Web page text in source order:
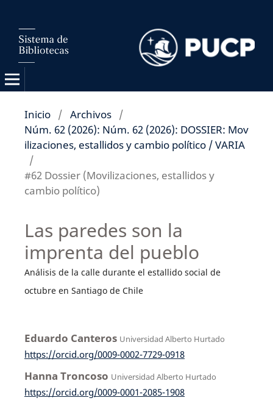
Inicio / Archivos /
Núm. 62 (2026): Núm. 62 (2026): DOSSIER: Mov
ilizaciones, estallidos y cambio político / VARIA
/
#62 Dossier (Movilizaciones, estallidos y
cambio político)
Las paredes son la
imprenta del pueblo
Análisis de la calle durante el estallido social de
octubre en Santiago de Chile
Eduardo Canteros Universidad Alberto Hurtado
https://orcid.org/0009-0002-7729-0918
Hanna Troncoso Universidad Alberto Hurtado
https://orcid.org/0009-0001-2085-1908